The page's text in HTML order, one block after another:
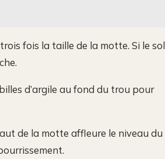
fois la taille de la motte. Si le sol
d’argile au fond du trou pour
de la motte affleure le niveau du